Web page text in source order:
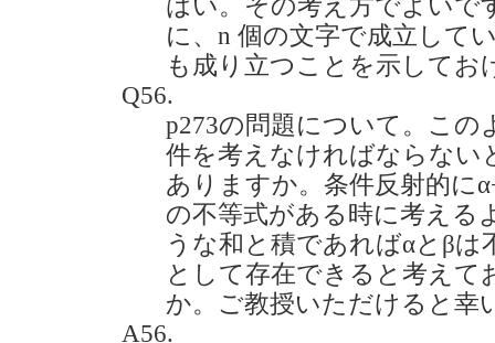
はい。その考え方でよいで
に、n 個の文字で成立して
も成り立つことを示してお
Q56.
p273の問題について。この
件を考えなければならない
ありますか。条件反射的に
の不等式がある時に考える
うな和と積であればαとβは
として存在できると考えて
か。ご教授いただけると幸
A56.